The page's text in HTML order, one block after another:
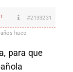
#2133231
hace
para que